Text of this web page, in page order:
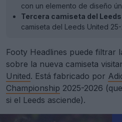
con un elemento de diseño
Tercera camiseta del
camiseta del Leeds United
Footy Headlines puede filtrar
sobre la nueva camiseta
United. Está fabricado por
Championship 2025-2026
si el Leeds asciende).